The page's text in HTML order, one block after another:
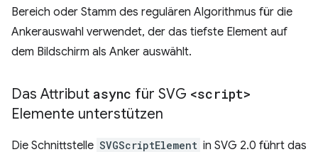
Bereich oder Stamm des regulären Algorithmus für die
Ankerauswahl verwendet, der das tiefste Element auf
dem Bildschirm als Anker auswählt.
Das Attribut async für SVG <script>
Elemente unterstützen
Die Schnittstelle SVGScriptElement in SVG 2.0 führt das